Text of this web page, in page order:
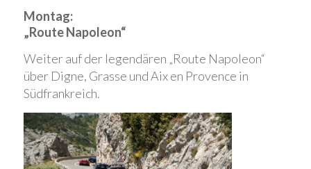
Montag:
„Route Napoleon“
Weiter auf der legendären „Route Napoleon“
über Digne, Grasse und Aix en Provence in
Südfrankreich.